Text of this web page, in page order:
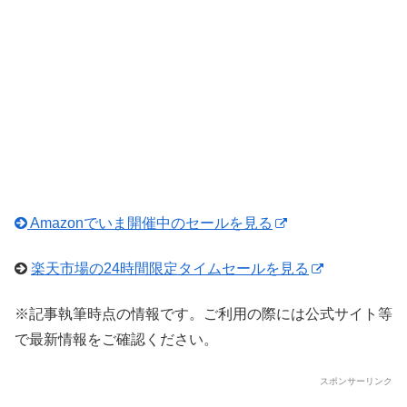
Amazonでいま開催中のセールを見る
楽天市場の24時間限定タイムセールを見る
※記事執筆時点の情報です。ご利用の際には公式サイト等
で最新情報をご確認ください。
スポンサーリンク